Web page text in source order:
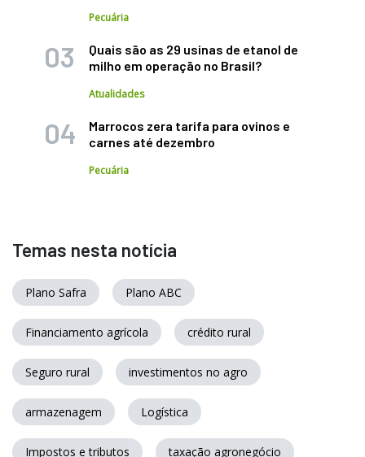
Pecuária
Quais são as 29 usinas de etanol de
milho em operação no Brasil?
Atualidades
Marrocos zera tarifa para ovinos e
carnes até dezembro
Pecuária
Temas nesta notícia
Plano Safra Plano ABC
Financiamento agrícola crédito rural
Seguro rural investimentos no agro
armazenagem Logística
Impostos e tributos taxação agronegócio